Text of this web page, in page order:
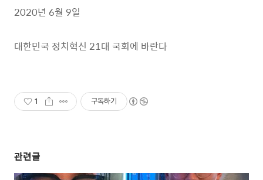
2020년 6월 9일
대한민국 정치혁신 21대 국회에 바란다
1 구독하기
관련글